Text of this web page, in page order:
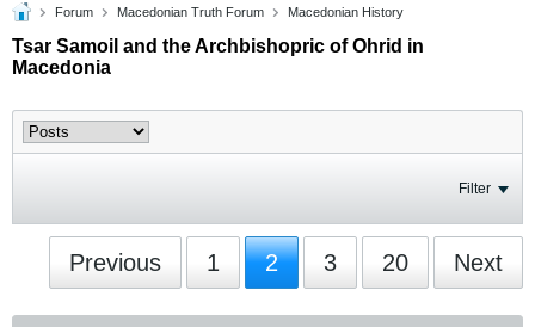
Forum Macedonian Truth Forum Macedonian History
Tsar Samoil and the Archbishopric of Ohrid in
Macedonia
Filter
Previous 1 2 3 20 Next